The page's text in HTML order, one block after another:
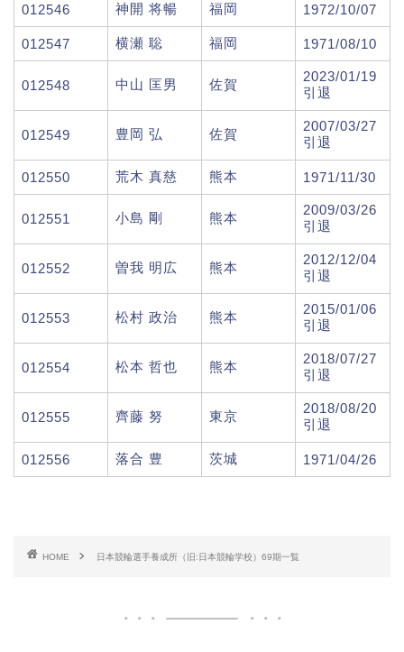
012546 神開 将暢 福岡 1972/10/07
012547 横瀬 聡 福岡 1971/08/10
012548 中山 匡男 佐賀
2023/01/19
引退
012549 豊岡 弘 佐賀
2007/03/27
引退
012550 荒木 真慈 熊本 1971/11/30
012551 小島 剛 熊本
2009/03/26
引退
012552 曽我 明広 熊本
2012/12/04
引退
012553 松村 政治 熊本
2015/01/06
引退
012554 松本 哲也 熊本
2018/07/27
引退
012555 齊藤 努 東京
2018/08/20
引退
012556 落合 豊 茨城 1971/04/26
HOME 日本競輪選手養成所（旧:日本競輪学校）69期一覧